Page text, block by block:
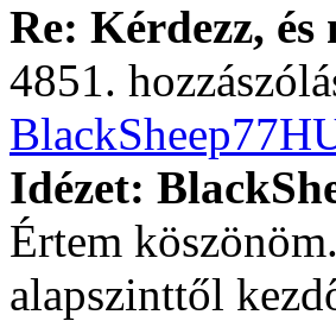
Re: Kérdezz,
4851.
Idézet:
Értem
alapszinttől